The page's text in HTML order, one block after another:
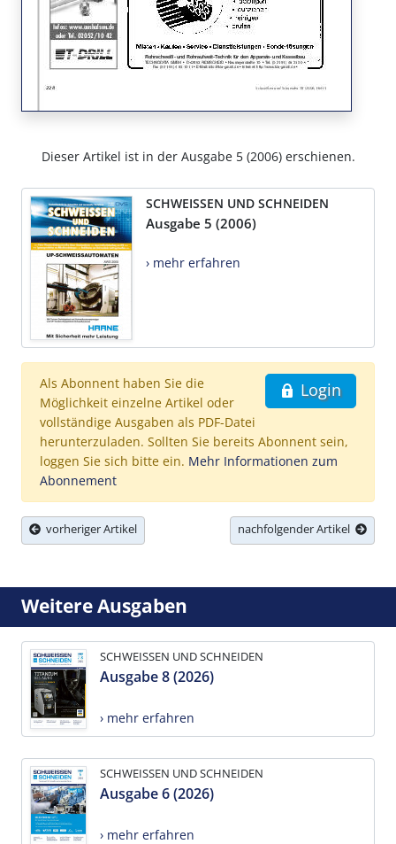
Dieser Artikel ist in der Ausgabe 5 (2006) erschienen.
SCHWEISSEN UND SCHNEIDEN
Ausgabe 5 (2006)
› mehr erfahren
Login
Als Abonnent haben Sie die
Möglichkeit einzelne Artikel oder
vollständige Ausgaben als PDF-Datei
herunterzuladen. Sollten Sie bereits Abonnent sein,
loggen Sie sich bitte ein. Mehr Informationen zum
Abonnement
vorheriger Artikel nachfolgender Artikel
Weitere Ausgaben
SCHWEISSEN UND SCHNEIDEN
Ausgabe 8 (2026)
› mehr erfahren
SCHWEISSEN UND SCHNEIDEN
Ausgabe 6 (2026)
› mehr erfahren